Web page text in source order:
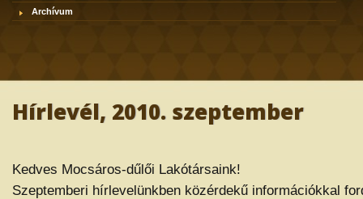
Archívum
Hírlevél, 2010. szeptember
Kedves Mocsáros-dűlői Lakótársaink!
Szeptemberi hírlevelünkben közérdekű információkkal